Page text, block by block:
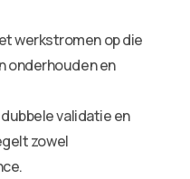
werkstromen op die
onderhouden en
validatie en
zowel